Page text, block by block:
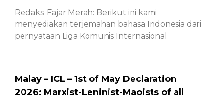
Redaksi Fajar Merah: Berikut ini kami
menyediakan terjemahan bahasa Indonesia dari
pernyataan Liga Komunis Internasional
Malay – ICL – 1st of May Declaration
2026: Marxist-Leninist-Maoists of all